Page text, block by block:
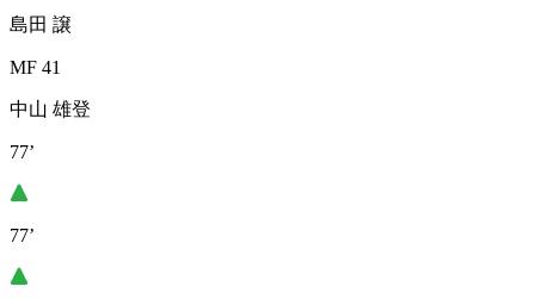
島田 譲
MF 41
中山 雄登
77’
77’